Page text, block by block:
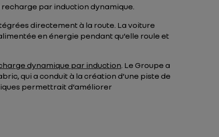
par induction dynamique.
directement à la route. La voiture
en énergie pendant qu’elle roule et
dynamique par induction. Le Groupe a
qui a conduit à la création d’une piste de
permettrait d’améliorer